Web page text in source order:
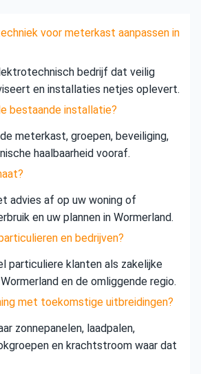
voor meterkast aanpassen in
bedrijf dat veilig
en installaties netjes oplevert.
bestaande installatie?
meterkast, groepen, beveiliging,
haalbaarheid vooraf.
advies af op uw woning of
en uw plannen in Wormerland.
en bedrijven?
particuliere klanten als zakelijke
en de omliggende regio.
met toekomstige uitbreidingen?
zonnepanelen, laadpalen,
en krachtstroom waar dat